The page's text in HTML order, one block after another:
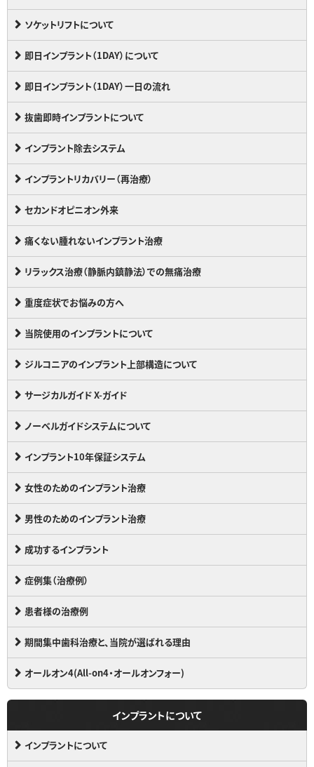
ソケットリフトについて
即日インプラント（1DAY）について
即日インプラント（1DAY）一日の流れ
抜歯即時インプラントについて
インプラント除去システム
インプラントリカバリー（再治療）
セカンドオピニオン外来
痛くない腫れないインプラント治療
リラックス治療（静脈内鎮静法）での無痛治療
重度症状でお悩みの方へ
当院使用のインプラントについて
ジルコニアのインプラント上部構造について
サージカルガイド X-ガイド
ノーベルガイドシステムについて
インプラント10年保証システム
女性のためのインプラント治療
男性のためのインプラント治療
成功するインプラント
症例集（治療例）
患者様の治療例
期間集中歯科治療と、当院が選ばれる理由
オールオン4(All-on4・オールオンフォー)
インプラントについて
インプラントについて